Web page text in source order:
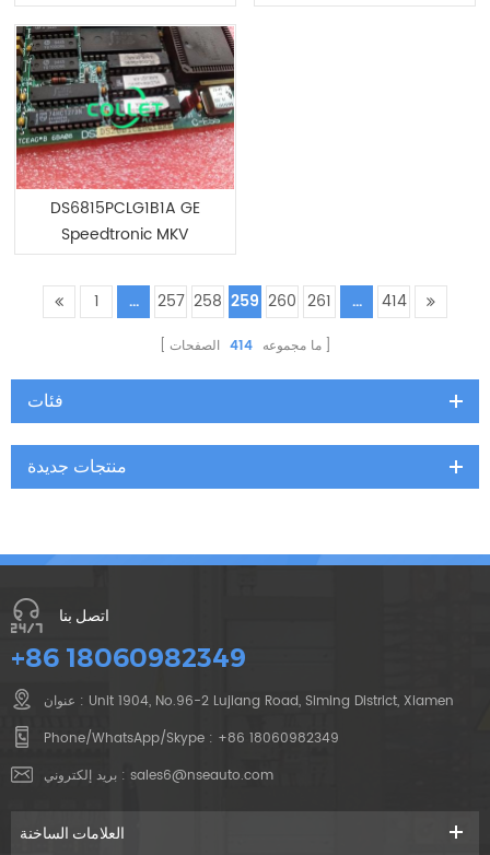
DS6815PCLG1B1A GE
Speedtronic MKV
1 ... 257 258 259 260 261 ... 414
ما مجموعه 414 الصفحات
فئات
منتجات جديدة
اتصل بنا
+86 18060982349
عنوان : Unit 1904, No.96-2 Lujiang Road, Siming District, Xiamen
Phone/WhatsApp/Skype : +86 18060982349
بريد إلكتروني : sales6@nseauto.com
العلامات الساخنة